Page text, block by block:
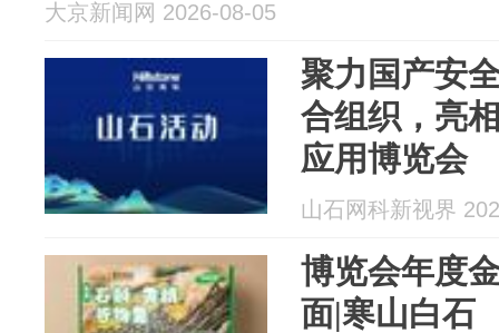
大京新闻网 2026-08-05
聚力国产安
合组织，亮
应用博览会
山石网科新视界
博览会年度
面|寒山白石